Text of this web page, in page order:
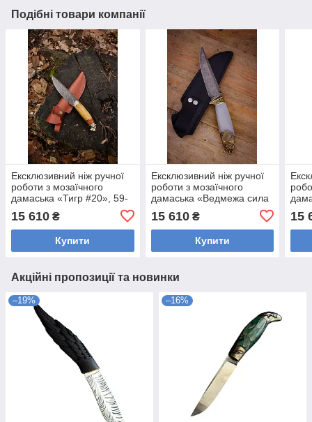
Подібні товари компанії
Ексклюзивний ніж ручної
роботи з мозаїчного
дамаська «Тигр #20», 59-
15 610 ₴
Купити
Ексклюзивний ніж ручної
роботи з мозаїчного
дамаська «Ведмежа сила
15 610₴
Купити
15
Акційні пропозиції та новинки
–19% –16%